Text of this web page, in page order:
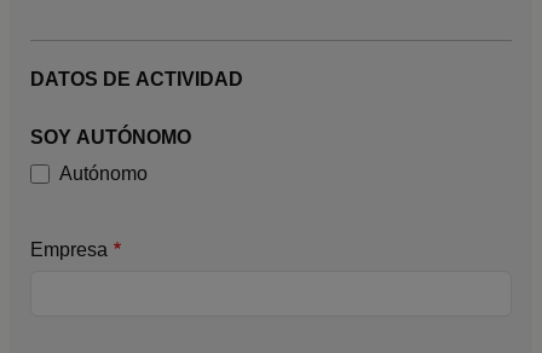
DATOS DE ACTIVIDAD
SOY AUTÓNOMO
Autónomo
Empresa